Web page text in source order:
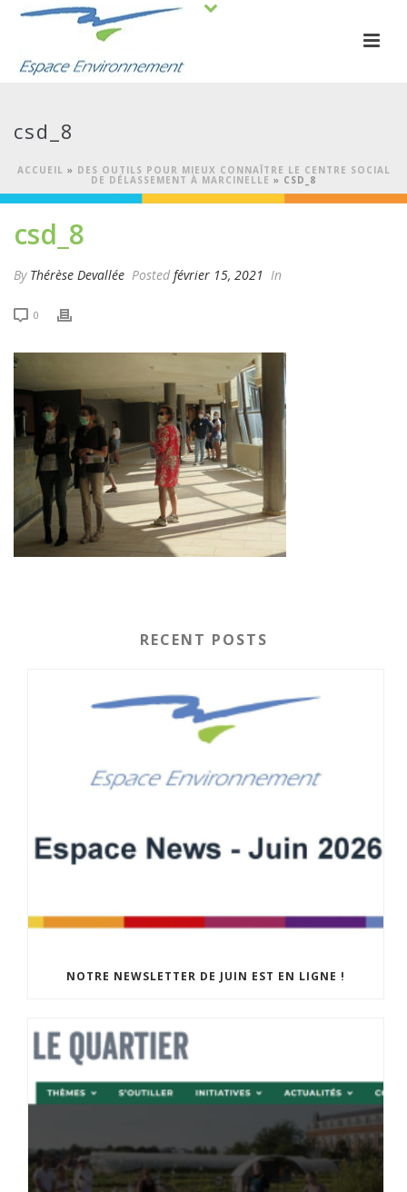
csd_8
ACCUEIL » DES OUTILS POUR MIEUX CONNAÎTRE LE CENTRE SOCIAL
DE DÉLASSEMENT À MARCINELLE » CSD_8
csd_8
By Thérèse Devallée Posted février 15, 2021 In
0
RECENT POSTS
NOTRE NEWSLETTER DE JUIN EST EN LIGNE !